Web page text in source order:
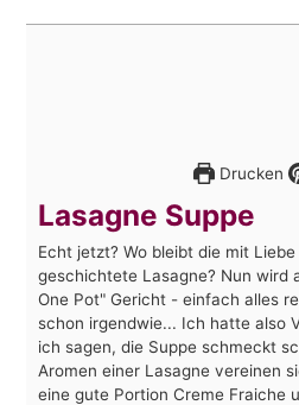
Drucken
Lasagne Suppe
Echt jetzt? Wo bleibt die mit
geschichtete Lasagne? Nun wird
One Pot" Gericht - einfach alles
schon irgendwie... Ich hatte also
ich sagen, die Suppe schmeckt
Aromen einer Lasagne vereinen
eine gute Portion Creme Fraiche